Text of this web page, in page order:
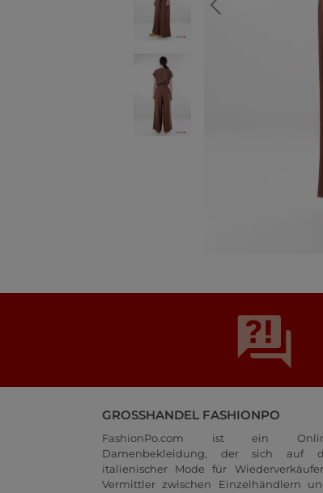
GROSSHANDEL FASHIONPO
FashionPo.com ist ein
Damenbekleidung, der sich auf
italienischer Mode für
Vermittler zwischen Einzelhändlern